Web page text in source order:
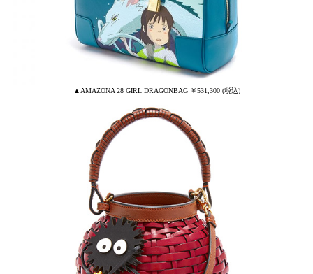
▲AMAZONA 28 GIRL DRAGONBAG ￥531,300 (税込)